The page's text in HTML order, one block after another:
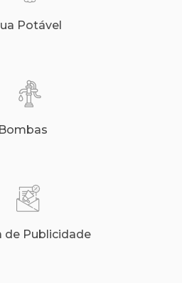
Potável
Bombas
de Publicidade